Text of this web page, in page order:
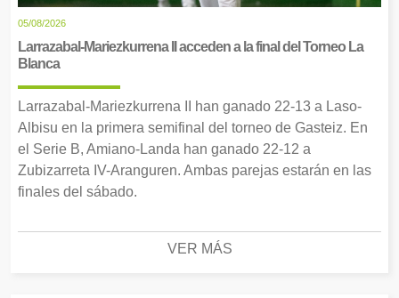
05/08/2026
Larrazabal-Mariezkurrena II acceden a la final del Torneo La
Blanca
Larrazabal-Mariezkurrena II han ganado 22-13 a Laso-
Albisu en la primera semifinal del torneo de Gasteiz. En
el Serie B, Amiano-Landa han ganado 22-12 a
Zubizarreta IV-Aranguren. Ambas parejas estarán en las
finales del sábado.
VER MÁS